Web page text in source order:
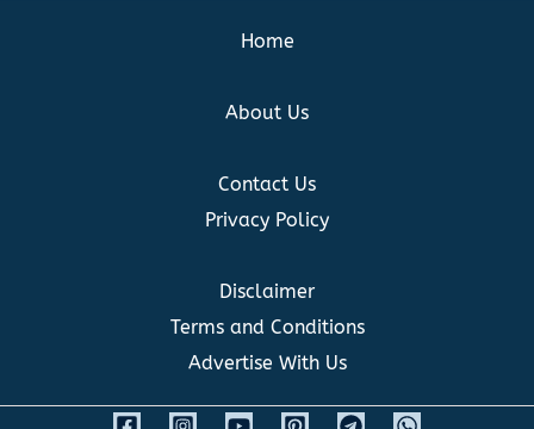
Home
About Us
Contact Us
Privacy Policy
Disclaimer
Terms and Conditions
Advertise With Us